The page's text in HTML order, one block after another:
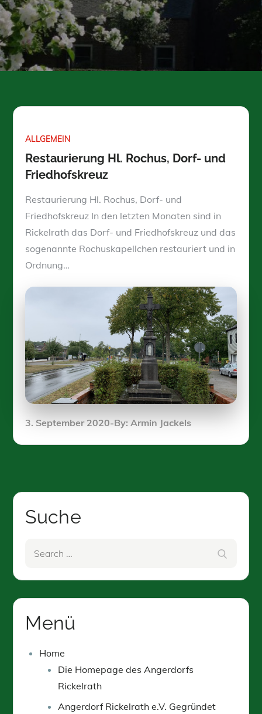
ALLGEMEIN
Restaurierung Hl. Rochus, Dorf- und
Friedhofskreuz
Restaurierung Hl. Rochus, Dorf- und
Friedhofskreuz In den letzten Monaten sind in
Rickelrath das Dorf- und Friedhofskreuz und das
sogenannte Rochuskapellchen restauriert und in
Ordnung…
Posted
3. September 2020 By:Armin Jackels
Suche
Menü
Home
Die Homepage des Angerdorfs
Rickelrath
Angerdorf Rickelrath e.V. Gegründet